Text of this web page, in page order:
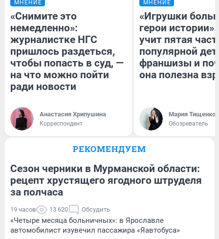
МНЕНИЕ
«Снимите это
немедленно»:
журналистке НГС
пришлось раздеться,
чтобы попасть в суд, —
на что можно пойти
ради новости
Анастасия Хрипушина
Корреспондент
МНЕНИЕ
«Игрушки
герои
учит пятая
популярной
франшизы и
она полезна
Мария Тищенко
Обозреватель
РЕКОМЕНДУЕМ
Сезон черники в Мурманской области:
рецепт хрустящего ягодного штруделя
за полчаса
19 часов 13 620 Обсудить
«Четыре месяца больничных»: в Ярославле
автомобилист изувечил пассажира «Яавтобуса»